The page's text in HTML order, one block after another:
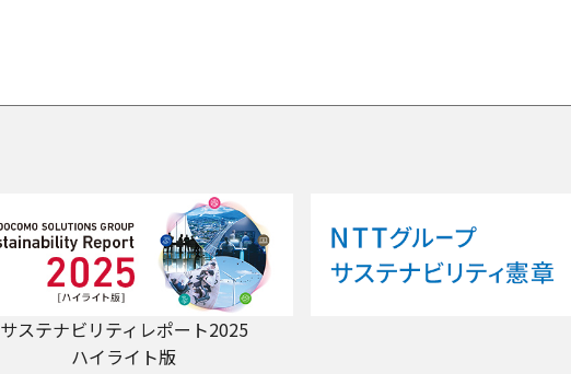
サステナビリティレポート2025
ハイライト版